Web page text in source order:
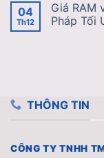
04
Th12
Giá RAM
Pháp Tối
THÔNG TIN
CÔNG TY TNHH